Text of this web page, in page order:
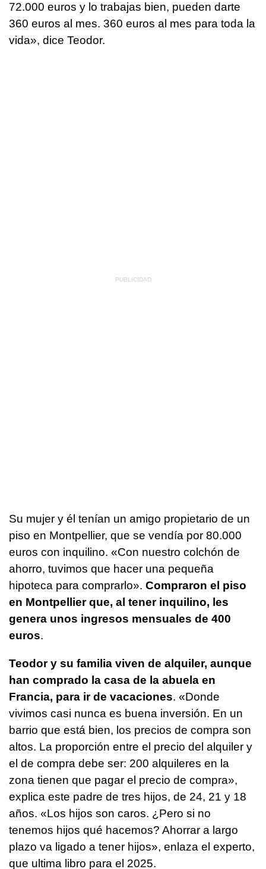
72.000 euros y lo trabajas bien, pueden darte
360 euros al mes. 360 euros al mes para toda la
vida», dice Teodor.
Su mujer y él tenían un amigo propietario de un
piso en Montpellier, que se vendía por 80.000
euros con inquilino. «Con nuestro colchón de
ahorro, tuvimos que hacer una pequeña
hipoteca para comprarlo». Compraron el piso
en Montpellier que, al tener inquilino, les
genera unos ingresos mensuales de 400
euros.
Teodor y su familia viven de alquiler, aunque
han comprado la casa de la abuela en
Francia, para ir de vacaciones. «Donde
vivimos casi nunca es buena inversión. En un
barrio que está bien, los precios de compra son
altos. La proporción entre el precio del alquiler y
el de compra debe ser: 200 alquileres en la
zona tienen que pagar el precio de compra»,
explica este padre de tres hijos, de 24, 21 y 18
años. «Los hijos son caros. ¿Pero si no
tenemos hijos qué hacemos? Ahorrar a largo
plazo va ligado a tener hijos», enlaza el experto,
que ultima libro para el 2025.